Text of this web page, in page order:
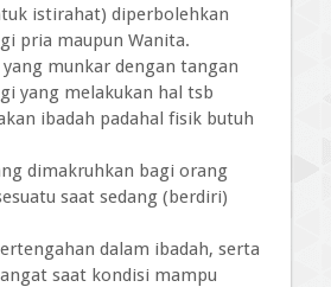
istirahat) diperbolehkan
pria maupun Wanita.
munkar dengan tangan
yang melakukan hal tsb
ibadah padahal fisik butuh
dimakruhkan bagi orang
saat sedang (berdiri)
dalam ibadah, serta
saat kondisi mampu